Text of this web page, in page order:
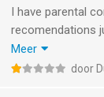
I have parental
recomendations
its not mixing
just an empty
Meer
door